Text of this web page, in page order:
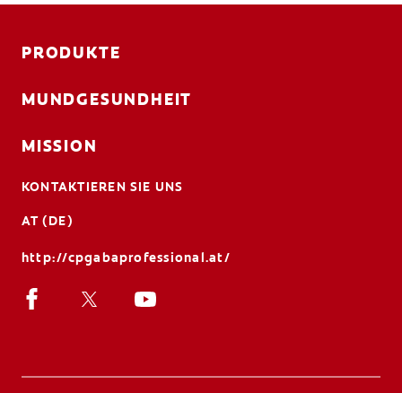
PRODUKTE
MUNDGESUNDHEIT
MISSION
KONTAKTIEREN SIE UNS
AT (DE)
http://cpgabaprofessional.at/